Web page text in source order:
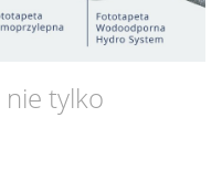
tylko